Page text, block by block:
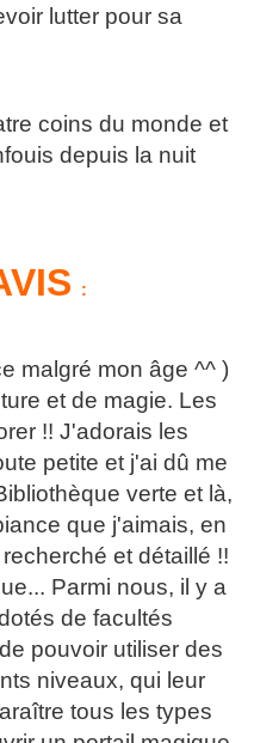
lutter pour sa
coins du monde et
depuis la nuit
:
malgré mon âge ^^ )
et de magie. Les
!! J'adorais les
petite et j'ai dû me
verte et là,
que j'aimais, en
et détaillé !!
Parmi nous, il y a
de facultés
pouvoir utiliser des
niveaux, qui leur
tous les types